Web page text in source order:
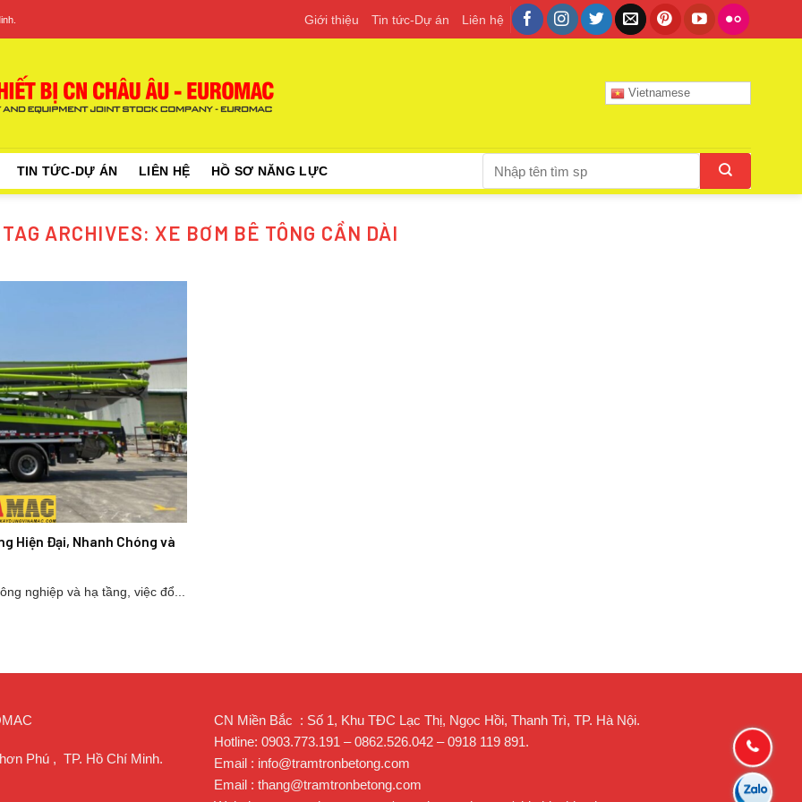
Giới thiệu Tin tức-Dự án Liên hệ
Vietnamese
TIN TỨC-DỰ ÁN LIÊN HỆ HỒ SƠ NĂNG LỰC
kiếm:
TAG ARCHIVES: XE BƠM BÊ TÔNG CẦN DÀI
Hiện Đại, Nhanh Chóng và
nghiệp và hạ tầng, việc đổ...
Phú , TP. Hồ Chí Minh.
CN Miền Bắc : Số 1, Khu TĐC Lạc Thị, Ngọc Hồi, Thanh Trì, TP. Hà Nội.
Hotline: 0903.773.191 – 0862.526.042 – 0918 119 891.
Email : info@tramtronbetong.com
Email : thang@tramtronbetong.com